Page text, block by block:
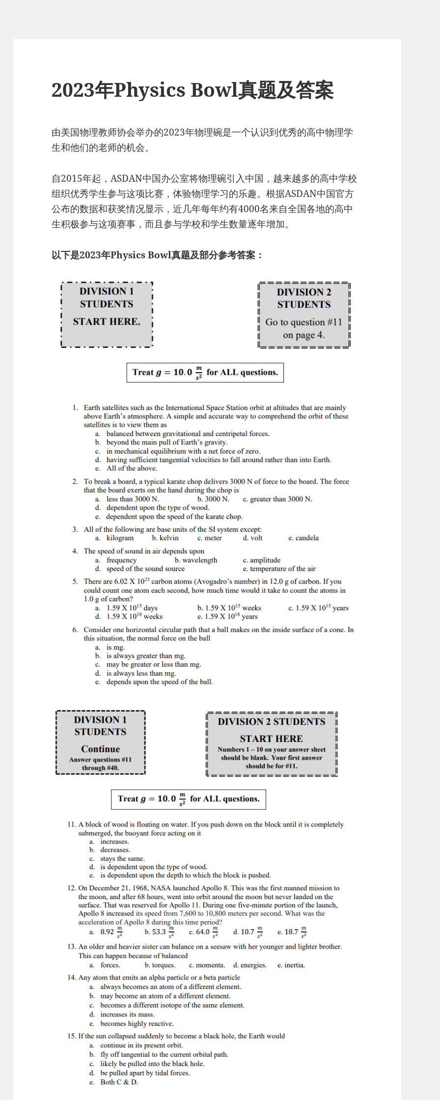
2023年Physics Bowl真题及答案
由美国物理教师协会举办的2023年物理碗是一个认识到优秀的高中物理学
生和他们的老师的机会。
自2015年起，ASDAN中国办公室将物理碗引入中国，越来越多的高中学校
组织优秀学生参与这项比赛，体验物理学习的乐趣。根据ASDAN中国官方
公布的数据和获奖情况显示，近几年每年约有4000名来自全国各地的高中
生积极参与这项赛事，而且参与学校和学生数量逐年增加。
以下是2023年Physics Bowl真题及部分参考答案：